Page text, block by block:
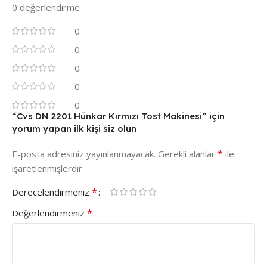
0 değerlendirme
0
0
0
0
0
“Cvs DN 2201 Hünkar Kırmızı Tost Makinesi” için
yorum yapan ilk kişi siz olun
E-posta adresiniz yayınlanmayacak. Gerekli alanlar * ile
işaretlenmişlerdir
Derecelendirmeniz *
Değerlendirmeniz *